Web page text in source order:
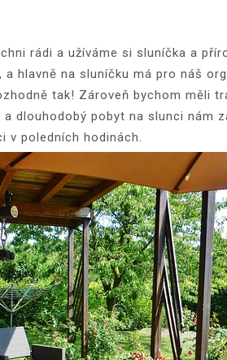
rádi a užíváme si sluníčka a
a hlavně na sluníčku má pro náš
tak! Zároveň bychom měli
dlouhodobý pobyt na slunci nám
v poledních hodinách.